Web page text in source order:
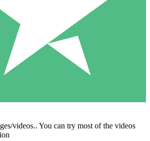
videos.. You can try most of the videos